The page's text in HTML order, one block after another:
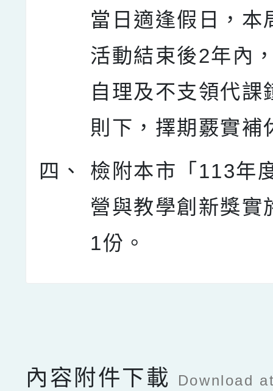
當日適逢假日，本
活動結束後2年內
自理及不支領代課
則下，擇期覈實補
四、
檢附本市「113年
營與教學創新獎實
1份。
內容附件下載 Download